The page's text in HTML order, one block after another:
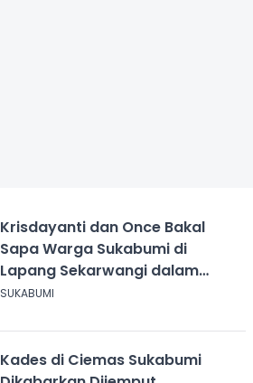
Krisdayanti dan Once Bakal
Sapa Warga Sukabumi di
Lapang Sekarwangi dalam
Rangka Hari ASI Sedunia
SUKABUMI
Kades di Ciemas Sukabumi